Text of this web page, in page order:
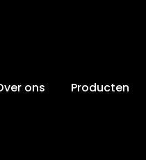
ons Producten